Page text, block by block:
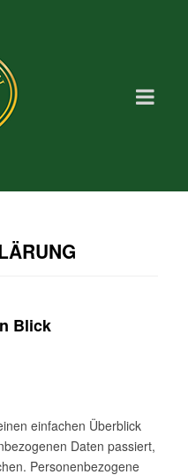
Blick
einfachen Überblick
Daten passiert,
Personenbezogene